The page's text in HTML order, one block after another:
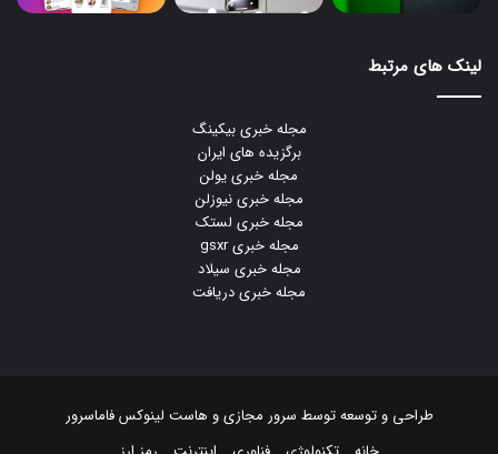
لینک های مرتبط
مجله خبری بیکینگ
برگزیده های ایران
مجله خبری یولن
مجله خبری نیوزلن
مجله خبری لستک
مجله خبری gsxr
مجله خبری سیلاد
مجله خبری دریافت
طراحی و توسعه توسط سرور مجازیو هاست لینوکسفاماسرور